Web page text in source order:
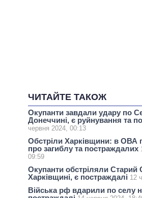
ЧИТАЙТЕ ТАКОЖ
Окупанти завдали удару по
Донеччині, є руйнування та
червня 2024, 00:13
Обстріли Харківщини: в ОВА
про загиблу та постраждалих
09:59
Окупанти обстріляли Старий
Харківщині, є постраждалі 12
Війська рф вдарили по селу